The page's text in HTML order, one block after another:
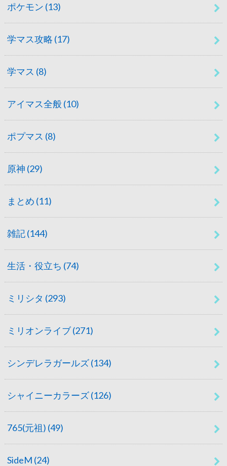
ポケモン (13)
学マス攻略 (17)
学マス (8)
アイマス全般 (10)
ポプマス (8)
原神 (29)
まとめ (11)
雑記(144)
生活・役立ち (74)
ミリシタ (293)
ミリオンライブ(271)
シンデレラガールズ(134)
シャイニーカラーズ(126)
765(元祖) (49)
SideM (24)